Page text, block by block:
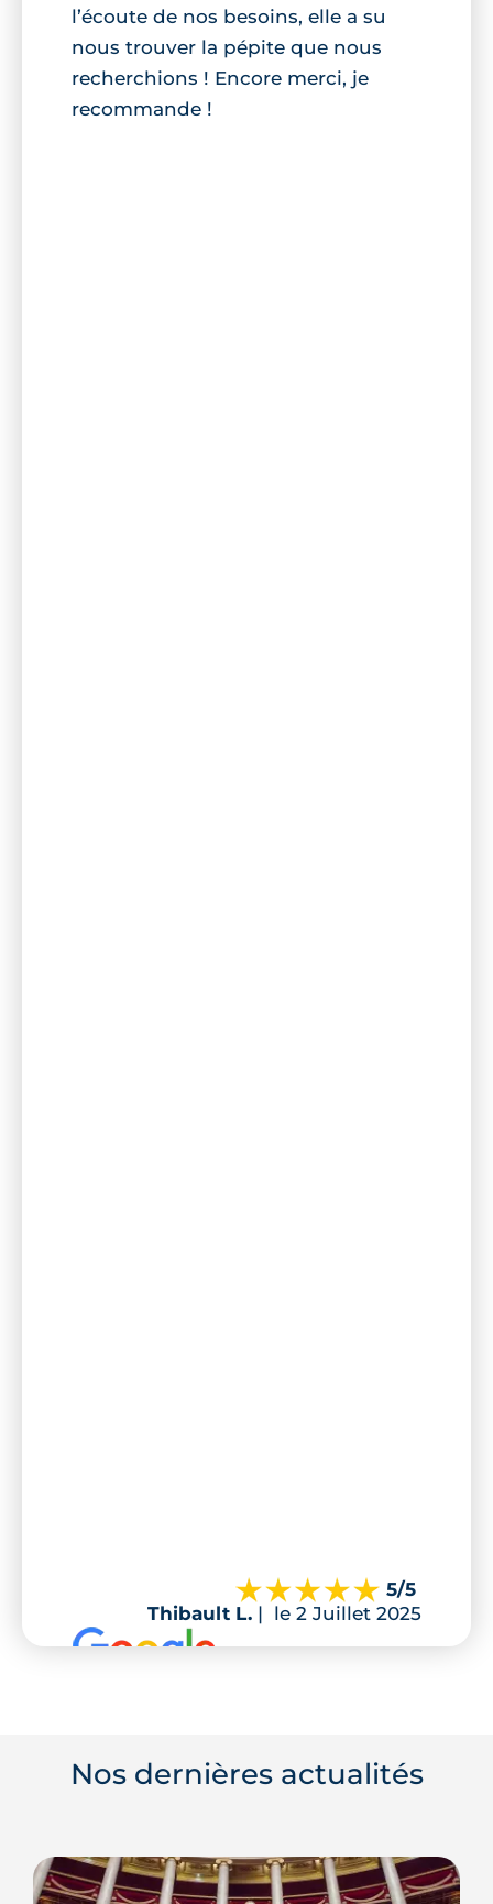
l’écoute de nos besoins, elle a su
nous trouver la pépite que nous
recherchions ! Encore merci, je
recommande !
5/5
Thibault L. | le 2 Juillet 2025
Nos dernières actualités